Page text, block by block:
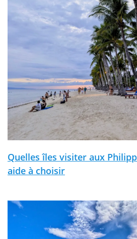
Quelles îles visiter aux
aide à choisir